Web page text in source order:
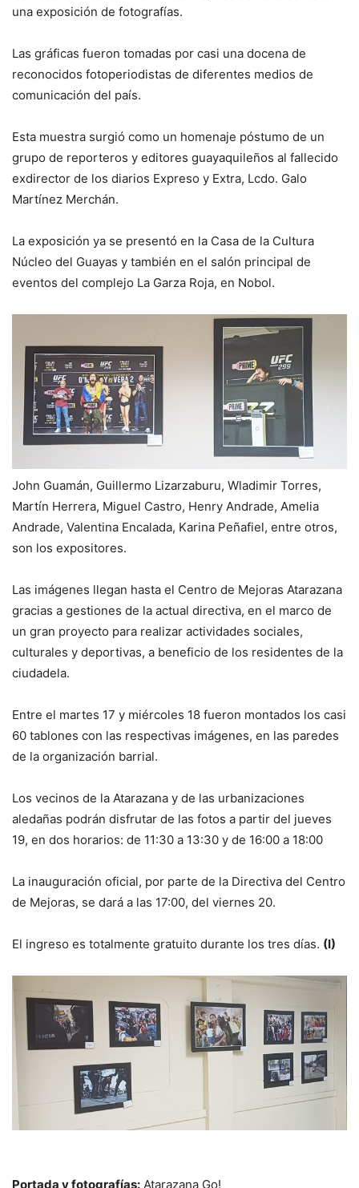
una exposición de fotografías.
Las gráficas fueron tomadas por casi una docena de
reconocidos fotoperiodistas de diferentes medios de
comunicación del país.
Esta muestra surgió como un homenaje póstumo de un
grupo de reporteros y editores guayaquileños al fallecido
exdirector de los diarios Expreso y Extra, Lcdo. Galo
Martínez Merchán.
La exposición ya se presentó en la Casa de la Cultura
Núcleo del Guayas y también en el salón principal de
eventos del complejo La Garza Roja, en Nobol.
John Guamán, Guillermo Lizarzaburu, Wladimir Torres,
Martín Herrera, Miguel Castro, Henry Andrade, Amelia
Andrade, Valentina Encalada, Karina Peñafiel, entre otros,
son los expositores.
Las imágenes llegan hasta el Centro de Mejoras Atarazana
gracias a gestiones de la actual directiva, en el marco de
un gran proyecto para realizar actividades sociales,
culturales y deportivas, a beneficio de los residentes de la
ciudadela.
Entre el martes 17 y miércoles 18 fueron montados los casi
60 tablones con las respectivas imágenes, en las paredes
de la organización barrial.
Los vecinos de la Atarazana y de las urbanizaciones
aledañas podrán disfrutar de las fotos a partir del jueves
19, en dos horarios: de 11:30 a 13:30 y de 16:00 a 18:00
La inauguración oficial, por parte de la Directiva del Centro
de Mejoras, se dará a las 17:00, del viernes 20.
El ingreso es totalmente gratuito durante los tres días. (I)
Portada y fotografías: Atarazana Go!